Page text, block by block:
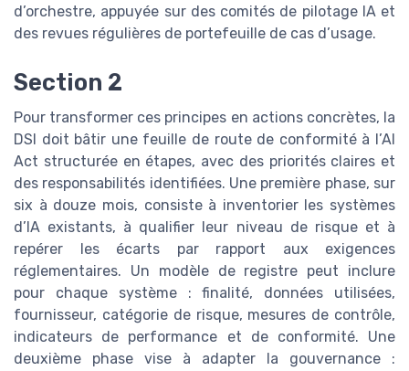
d’orchestre, appuyée sur des comités de pilotage IA et
des revues régulières de portefeuille de cas d’usage.
Section 2
Pour transformer ces principes en actions concrètes, la
DSI doit bâtir une feuille de route de conformité à l’AI
Act structurée en étapes, avec des priorités claires et
des responsabilités identifiées. Une première phase, sur
six à douze mois, consiste à inventorier les systèmes
d’IA existants, à qualifier leur niveau de risque et à
repérer les écarts par rapport aux exigences
réglementaires. Un modèle de registre peut inclure
pour chaque système : finalité, données utilisées,
fournisseur, catégorie de risque, mesures de contrôle,
indicateurs de performance et de conformité. Une
deuxième phase vise à adapter la gouvernance :